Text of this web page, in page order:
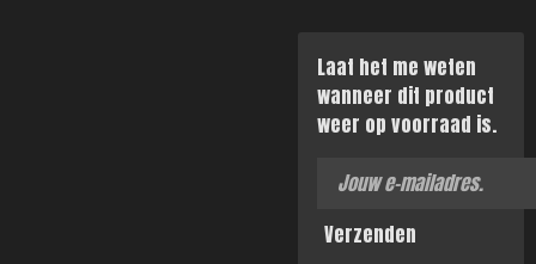
Laat het me weten
wanneer dit product
weer op voorraad is.
Verzenden